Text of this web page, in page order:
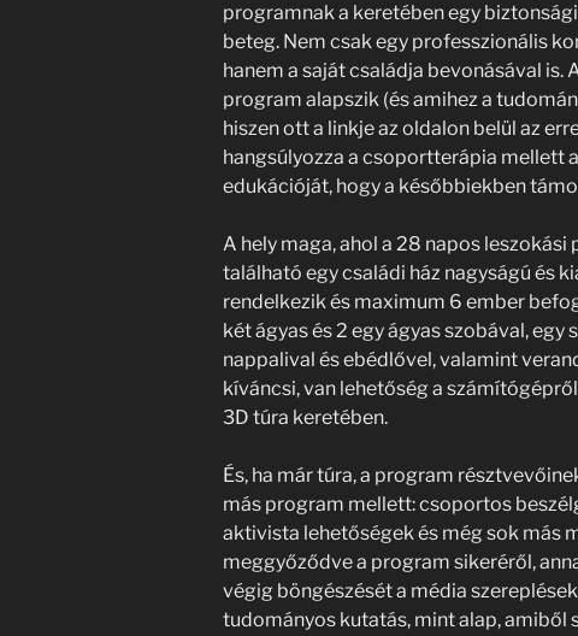
programnak a keretében egy
beteg. Nem csak egy professzionális
hanem a saját családja bevonásával is.
program alapszik (és amihez a
hiszen ott a linkje az oldalon belül az
hangsúlyozza a csoportterápia mellett
edukációját, hogy a későbbiekben
A hely maga, ahol a 28 napos
található egy családi ház nagyságú és
rendelkezik és maximum 6 ember
két ágyas és 2 egy ágyas szobával, egy
nappalival és ebédlővel, valamint
kíváncsi, van lehetőség a
3D túra keretében.
És, ha már túra, a program
más program mellett: csoportos
aktivista lehetőségek és még sok más
meggyőződve a program sikeréről,
végig böngészését a média
tudományos kutatás, mint alap, amiből